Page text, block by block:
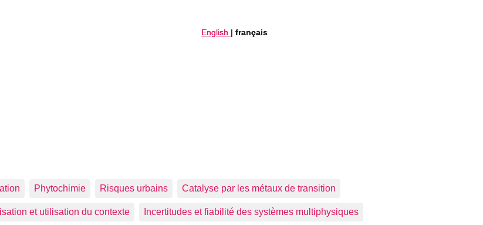
English | français
Phytochimie Risques urbains Catalyse par les métaux de transition
et utilisation du contexte Incertitudes et fiabilité des systèmes multiphysiques
English | français